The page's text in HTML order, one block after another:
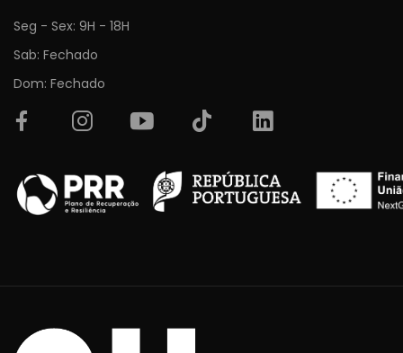
Seg - Sex: 9H - 18H
Sab: Fechado
Dom: Fechado